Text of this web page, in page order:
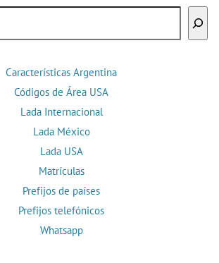
Características Argentina
Códigos de Área USA
Lada Internacional
Lada México
Lada USA
Matrículas
Prefijos de países
Prefijos telefónicos
Whatsapp